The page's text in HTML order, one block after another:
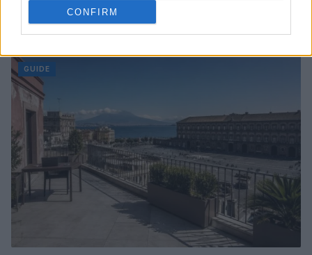
CONFIRM
Continua a leggere
GUIDE